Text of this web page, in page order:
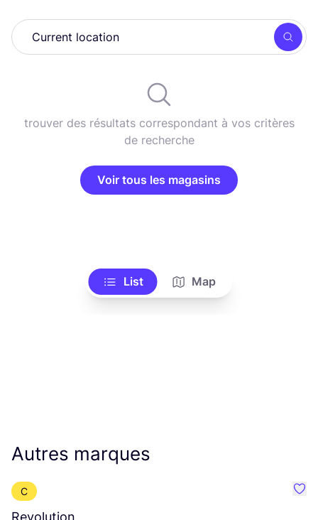
trouver des résultats correspondant à vos critères
de recherche
Voir tous les magasins
List Map
Autres marques
C
Revolution